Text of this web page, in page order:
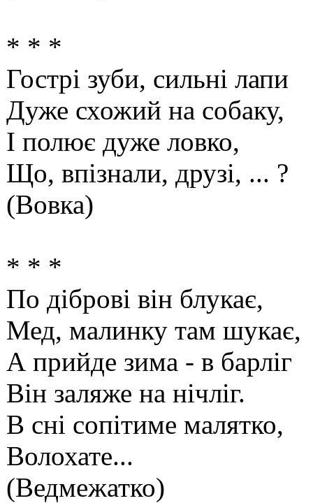
* * *
Гострі зуби, сильні лапи
Дуже схожий на собаку,
І полює дуже ловко,
Що, впізнали, друзі, ... ?
(Вовка)
* * *
По діброві він блукає,
Мед, малинку там шукає,
А прийде зима - в барліг
Він заляже на нічліг.
В сні сопітиме малятко,
Волохате...
(Ведмежатко)